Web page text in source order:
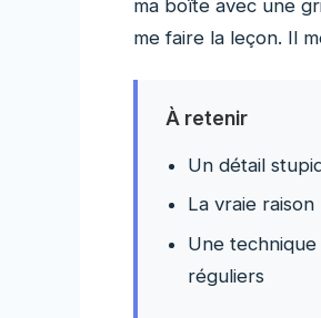
ma boîte avec une
me faire la leçon. Il
À retenir
Un détail
La vraie
Une technique
réguliers